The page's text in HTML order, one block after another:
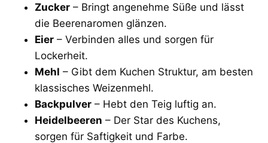
Zucker – Bringt angenehme Süße und lässt
die Beerenaromen glänzen.
Eier – Verbinden alles und sorgen für
Lockerheit.
Mehl – Gibt dem Kuchen Struktur, am besten
klassisches Weizenmehl.
Backpulver – Hebt den Teig luftig an.
Heidelbeeren – Der Star des Kuchens,
sorgen für Saftigkeit und Farbe.